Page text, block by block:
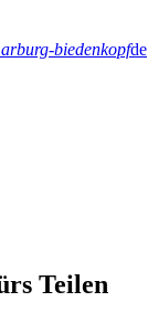
biedenkopfde
Teilen